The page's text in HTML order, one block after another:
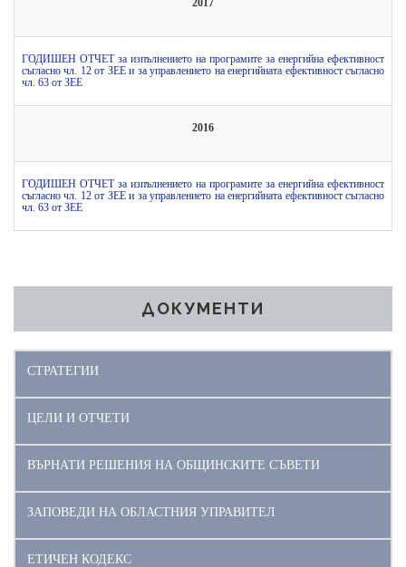
2017
ГОДИШЕН ОТЧЕТ за изпълнението на програмите за енергийна ефективност
съгласно чл. 12 от ЗЕЕ и за управлението на енергийната ефективност съгласно
чл. 63 от ЗЕЕ
2016
ГОДИШЕН ОТЧЕТ за изпълнението на програмите за енергийна ефективност
съгласно чл. 12 от ЗЕЕ и за управлението на енергийната ефективност съгласно
чл. 63 от ЗЕЕ
ДОКУМЕНТИ
СТРАТЕГИИ
ЦЕЛИ И ОТЧЕТИ
ВЪРНАТИ РЕШЕНИЯ НА ОБЩИНСКИТЕ СЪВЕТИ
ЗАПОВЕДИ НА ОБЛАСТНИЯ УПРАВИТЕЛ
ЕТИЧЕН КОДЕКС